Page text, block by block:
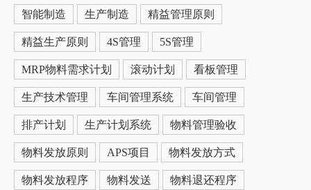
智能制造 生产制造 精益管理原则
精益生产原则 4S管理 5S管理
MRP物料需求计划 滚动计划 看板管理
生产技术管理 车间管理系统 车间管理
排产计划 生产计划系统 物料管理验收
物料发放原则 APS项目 物料发放方式
物料发放程序 物料发送 物料退还程序